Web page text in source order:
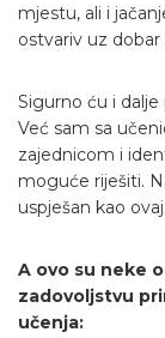
mjestu, ali i
ostvariv uz
Sigurno ću i
Već sam sa
zajednicom i
moguće riješiti.
uspješan kao
A ovo su neke
zadovoljstvu
učenja: